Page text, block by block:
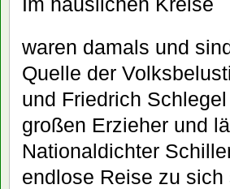
waren damals und
Quelle der
und Friedrich
großen Erzieher und
Nationaldichter
endlose Reise zu